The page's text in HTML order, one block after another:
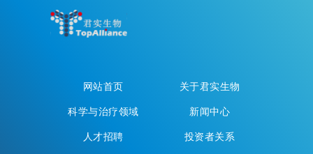
网站首页
关于君实生物
科学与治疗领域
新闻中心
人才招聘
投资者关系